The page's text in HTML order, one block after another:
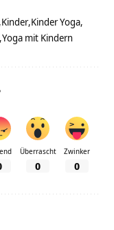
Kinder Kinder Yoga
Yoga mit Kindern
Überrascht
0
Zwinker
0